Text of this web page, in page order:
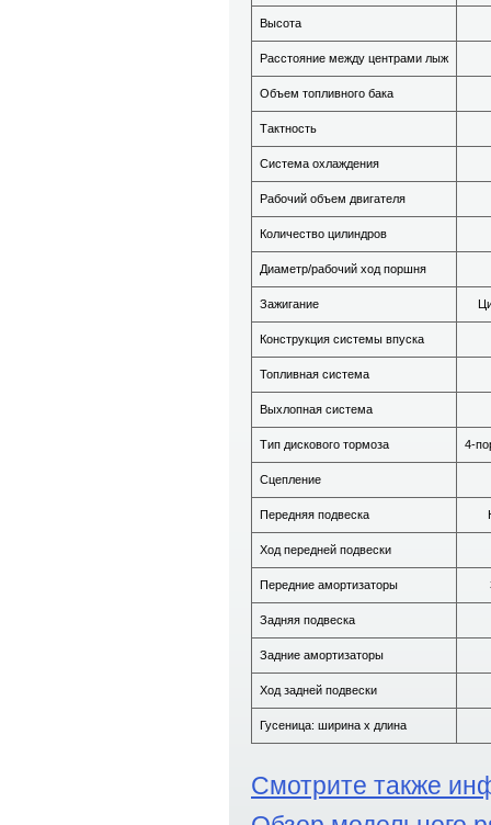
Высота
Расстояние между центрами лыж
Объем топливного бака
Тактность
Система охлаждения
Рабочий объем двигателя
Количество цилиндров
Диаметр/рабочий ход поршня
Зажигание
Конструкция системы впуска
Топливная система
Выхлопная система
Тип дискового тормоза 4-
Сцепление
Передняя подвеска
Ход передней подвески
Передние амортизаторы
Задняя подвеска
Задние амортизаторы
Ход задней подвески
Гусеница: ширина х длина
Смотрите также